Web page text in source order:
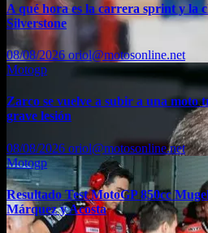
A qué hora es la carrera sprint y la
Silverstone
08/08/2026 oriol@motosonline.net
Motogp
Zarco se vuelve a subir a una moto
grave lesión
08/08/2026 oriol@motosonline.net
Motogp
Resultado Test MotoGP 850cc
Márquez y Acosta